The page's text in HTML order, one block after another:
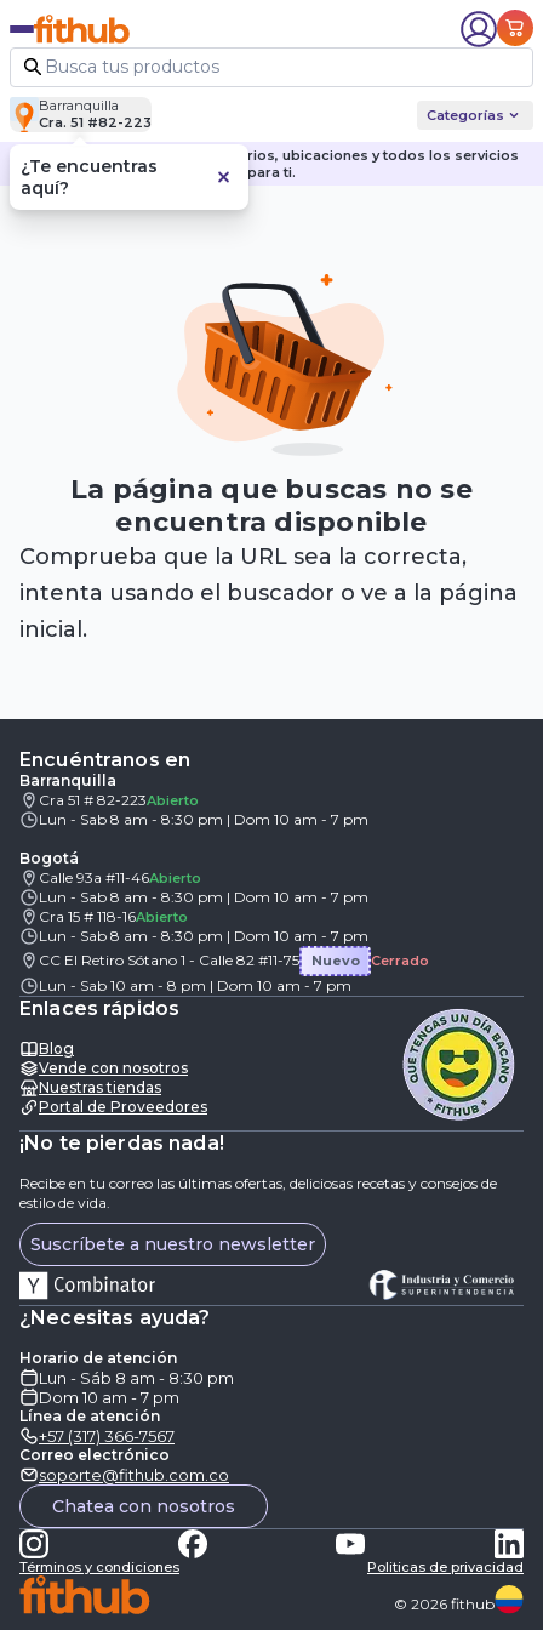
Barranquilla
Cra. 51 #82-223
Categorías
Descubre nuestras sedes, horarios, ubicaciones y todos los servicios
para ti.
La página que buscas no se
encuentra disponible
Comprueba que la URL sea la correcta,
intenta usando el buscador o ve a la página
inicial.
Encuéntranos en
Barranquilla
Cra 51 # 82-223Abierto
Lun - Sab 8 am - 8:30 pm | Dom 10 am - 7 pm
Bogotá
Calle 93a #11-46Abierto
Lun - Sab 8 am - 8:30 pm | Dom 10 am - 7 pm
Cra 15 # 118-16Abierto
Lun - Sab 8 am - 8:30 pm | Dom 10 am - 7 pm
CC El Retiro Sótano 1 - Calle 82 #11-75
Nuevo Cerrado
Lun - Sab 10 am - 8 pm | Dom 10 am - 7 pm
Enlaces rápidos
Blog
Vende con nosotros
Nuestras tiendas
Portal de Proveedores
¡No te pierdas nada!
Recibe en tu correo las últimas ofertas, deliciosas recetas y consejos de
estilo de vida.
Suscríbete a nuestro newsletter
¿Necesitas ayuda?
Horario de atención
Lun - Sáb 8 am - 8:30 pm
Dom 10 am - 7 pm
Línea de atención
+57 (317) 366-7567
Correo electrónico
soporte@fithub.com.co
Chatea con nosotros
Términos y condiciones Politicas de privacidad
© 2026 fithub
¿Te encuentras
aquí?